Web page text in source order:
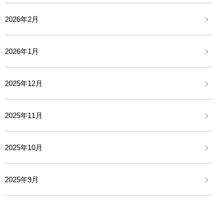
2026年2月
2026年1月
2025年12月
2025年11月
2025年10月
2025年9月